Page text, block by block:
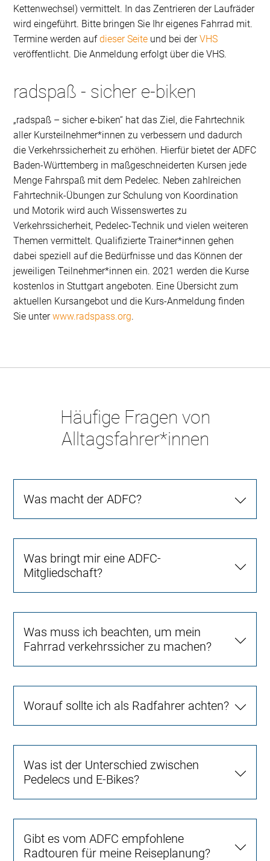
Kettenwechsel) vermittelt. In das Zentrieren der Laufräder
wird eingeführt. Bitte bringen Sie Ihr eigenes Fahrrad mit.
Termine werden aufdieser Seite und bei derVHS
veröffentlicht. Die Anmeldung erfolgt über die VHS.
radspaß - sicher e-biken
„radspaß – sicher e-biken“ hat das Ziel, die Fahrtechnik
aller Kursteilnehmer*innen zu verbessern und dadurch
die Verkehrssicherheit zu erhöhen. Hierfür bietet der ADFC
Baden-Württemberg in maßgeschneiderten Kursen jede
Menge Fahrspaß mit dem Pedelec. Neben zahlreichen
Fahrtechnik-Übungen zur Schulung von Koordination
und Motorik wird auch Wissenswertes zu
Verkehrssicherheit, Pedelec-Technik und vielen weiteren
Themen vermittelt. Qualifizierte Trainer*innen gehen
dabei speziell auf die Bedürfnisse und das Können der
jeweiligen Teilnehmer*innen ein. 2021 werden die Kurse
kostenlos in Stuttgart angeboten. Eine Übersicht zum
aktuellen Kursangebot und die Kurs-Anmeldung finden
Sie unterwww.radspass.org.
Häufige Fragen von
Alltagsfahrer*innen
Was macht der ADFC?
Was bringt mir eine ADFC-
Mitgliedschaft?
Was muss ich beachten, um mein
Fahrrad verkehrssicher zu machen?
Worauf sollte ich als Radfahrer achten?
Was ist der Unterschied zwischen
Pedelecs und E-Bikes?
Gibt es vom ADFC empfohlene
Radtouren für meine Reiseplanung?